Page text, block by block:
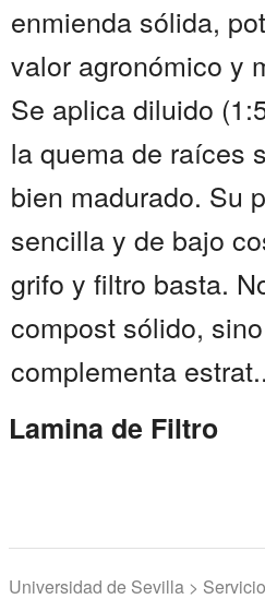
enmienda sólida,
valor agronómico y
Se aplica diluido
la quema de raíces
bien madurado. Su
sencilla y de bajo
grifo y filtro basta.
compost sólido,
complementa
Lamina de Filtro
Universidad de Sevilla >